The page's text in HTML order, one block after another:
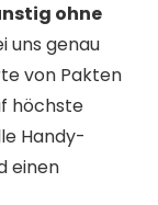
ohne
uns genau
von Pakten
höchste
Handy-
einen